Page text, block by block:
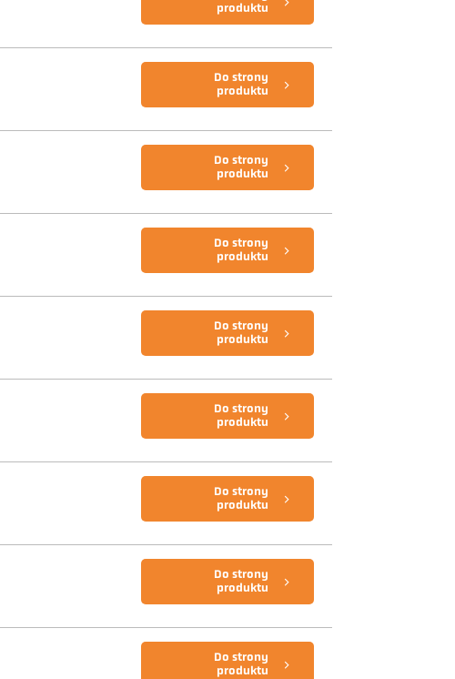
produktu
Do strony
produktu
Do strony
produktu
Do strony
produktu
Do strony
produktu
Do strony
produktu
Do strony
produktu
Do strony
produktu
Do strony
produktu